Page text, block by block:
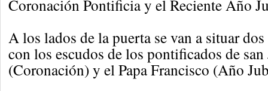
Coronación Pontificia y el Reciente Año
A los lados de la puerta se van a situar
con los escudos de los pontificados de
(Coronación) y el Papa Francisco (Año